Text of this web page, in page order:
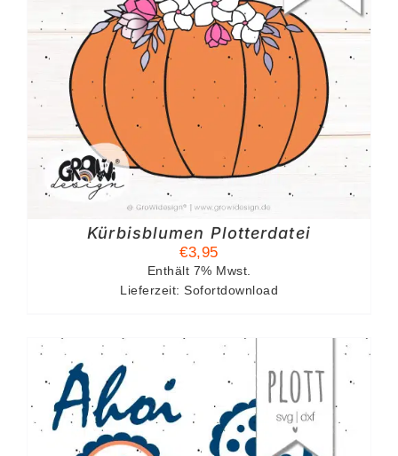
Kürbisblumen Plotterdatei
€3,95
Enthält 7% Mwst.
Lieferzeit: Sofortdownload